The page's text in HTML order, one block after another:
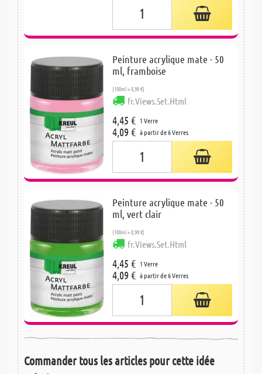
Peinture acrylique mate - 50
ml, framboise
(100ml = 8,90 €)
fr.Views.Set.Html
4,45 € 1 Verre
4,09 € à partir de 6 Verres
Peinture acrylique mate - 50
ml, vert clair
(100ml = 8,90 €)
fr.Views.Set.Html
4,45 € 1 Verre
4,09 € à partir de 6 Verres
Commander tous les articles pour cette idée